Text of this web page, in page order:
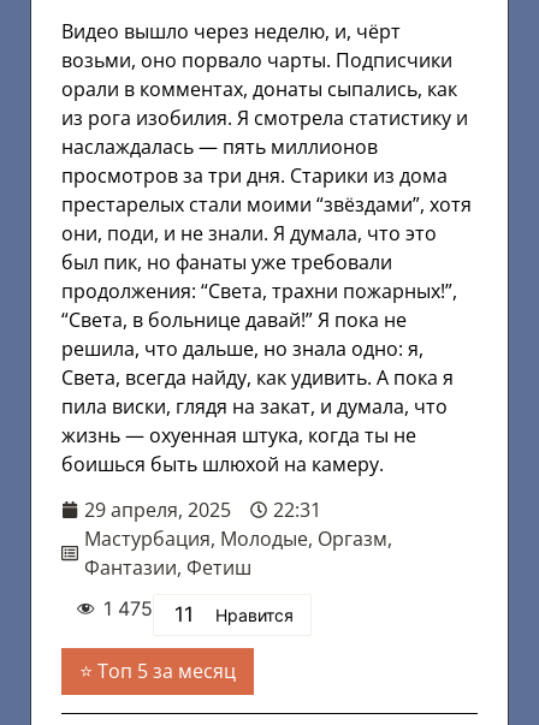
Видео вышло через неделю, и, чёрт
возьми, оно порвало чарты. Подписчики
орали в комментах, донаты сыпались, как
из рога изобилия. Я смотрела статистику и
наслаждалась — пять миллионов
просмотров за три дня. Старики из дома
престарелых стали моими “звёздами”, хотя
они, поди, и не знали. Я думала, что это
был пик, но фанаты уже требовали
продолжения: “Света, трахни пожарных!”,
“Света, в больнице давай!” Я пока не
решила, что дальше, но знала одно: я,
Света, всегда найду, как удивить. А пока я
пила виски, глядя на закат, и думала, что
жизнь — охуенная штука, когда ты не
боишься быть шлюхой на камеру.
29 апреля, 2025
22:31
Мастурбация, Молодые, Оргазм,
Фантазии, Фетиш
1 475 11 Нравится
Топ 5 за месяц